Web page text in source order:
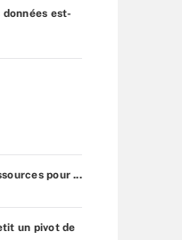
est-
pour ...
un pivot de